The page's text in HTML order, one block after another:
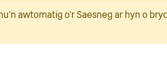
awtomatig o'r Saesneg ar hyn o